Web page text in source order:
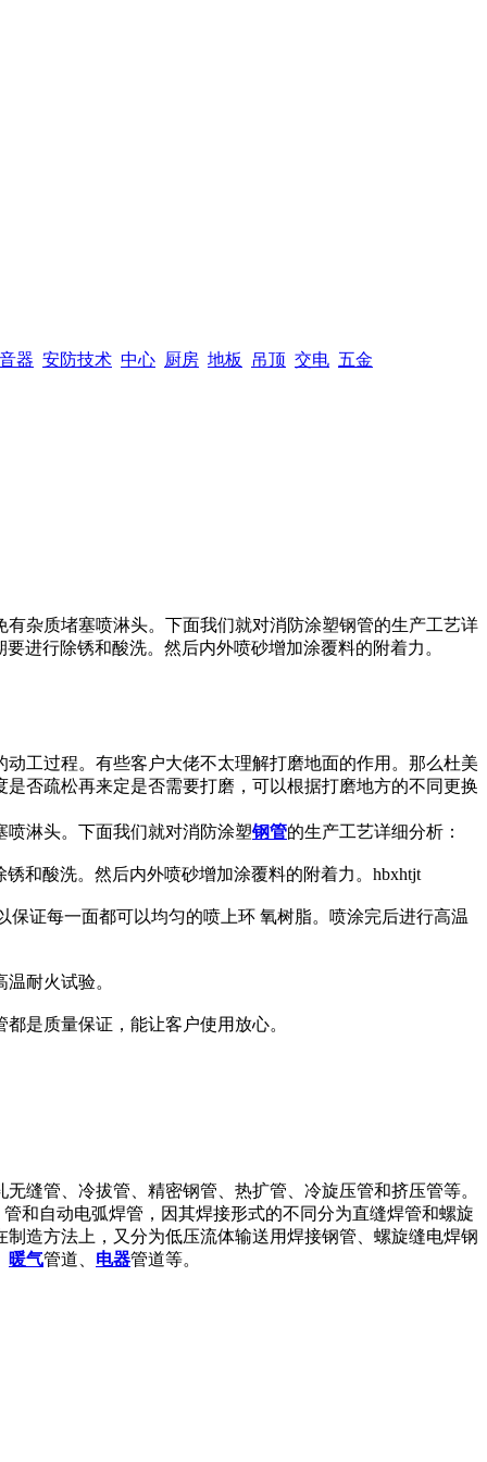
器 安防技术 中心 厨房 地板 吊顶 交电 五金
杂质堵塞喷淋头。下面我们就对消防涂塑钢管的生产工艺详
进行除锈和酸洗。然后内外喷砂增加涂覆料的附着力。
工过程。有些客户大佬不太理解打磨地面的作用。那么杜美
否疏松再来定是否需要打磨，可以根据打磨地方的不同更换
喷淋头。下面我们就对消防涂塑钢管的生产工艺详细分析：
和酸洗。然后内外喷砂增加涂覆料的附着力。hbxhtjt
证每一面都可以均匀的喷上环 氧树脂。喷涂完后进行高温
耐火试验。
是质量保证，能让客户使用放心。
缝管、冷拔管、精密钢管、热扩管、冷旋压管和挤压管等。
和自动电弧焊管，因其焊接形式的不同分为直缝焊管和螺旋
制造方法上，又分为低压流体输送用焊接钢管、螺旋缝电焊钢
暖气管道、 电器管道等。